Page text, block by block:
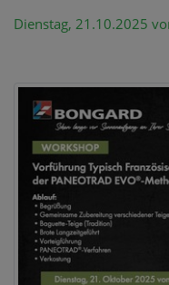
Dienstag, 21.10.2025